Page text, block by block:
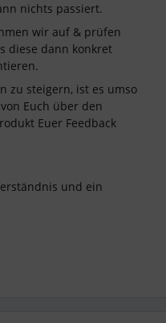
nichts passiert.
wir auf & prüfen
diese dann konkret
zu steigern, ist es umso
Euch über den
Euer Feedback
und ein